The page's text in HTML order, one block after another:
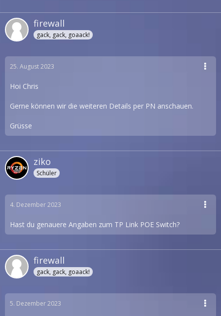
firewall
gack, gack, goaack!
25. August 2023
Hoi Chris
Gerne können wir die weiteren Details per PN anschauen.
Grüsse
ziko
Schüler
4. Dezember 2023
Hast du genauere Angaben zum TP Link POE Switch?
firewall
gack, gack, goaack!
5. Dezember 2023